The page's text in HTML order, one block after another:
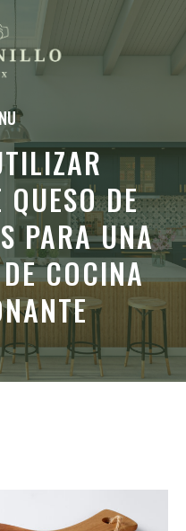
DE
PARA UNA
COCINA